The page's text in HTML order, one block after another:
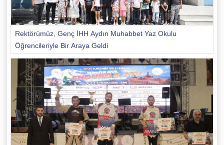
Rektörümüz, Genç İHH Aydın Muhabbet Yaz Okulu
Öğrencileriyle Bir Araya Geldi